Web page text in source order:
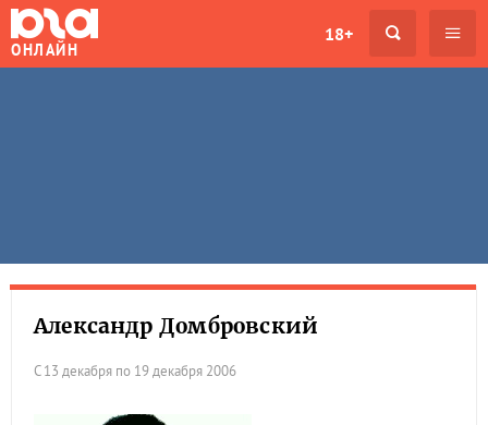
ОНЛАЙН
18+
Александр Домбровский
С 13 декабря по 19 декабря 2006